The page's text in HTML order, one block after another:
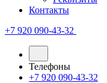
Контакты
+7 920 090-43-32
Телефоны
+7 920 090-43-32